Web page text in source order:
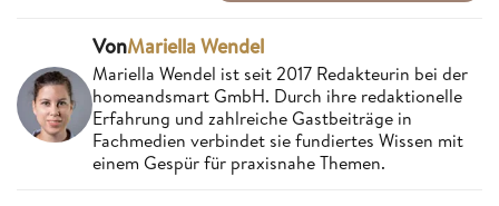
VonMariella Wendel
Mariella Wendel ist seit 2017 Redakteurin bei der
homeandsmart GmbH. Durch ihre redaktionelle
Erfahrung und zahlreiche Gastbeiträge in
Fachmedien verbindet sie fundiertes Wissen mit
einem Gespür für praxisnahe Themen.